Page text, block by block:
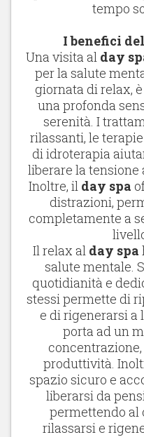
tempo
I benefici
Una visita al day
per la salute
giornata di relax,
una profonda
serenità. I
rilassanti, le
di idroterapia
liberare la tensione
Inoltre, il day spa
distrazioni,
completamente a
Il relax al day spa
salute mentale.
quotidianità e
stessi permette di
e di rigenerarsi a
porta ad un
produttività.
spazio sicuro e
liberarsi da
permettendo al
rilassarsi e